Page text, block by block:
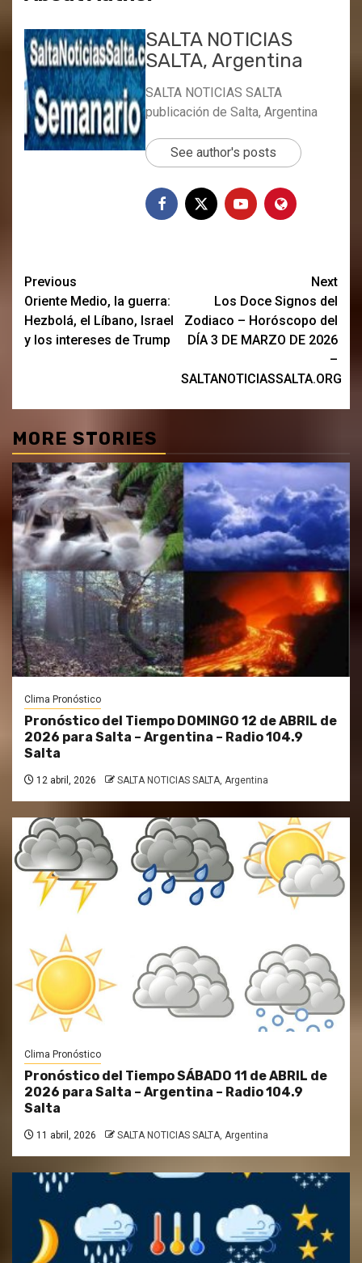
SALTA NOTICIAS
SALTA, Argentina
SALTA NOTICIAS SALTA
publicación de Salta, Argentina
See author's posts
Post
navigation
Previous
Oriente Medio, la guerra:
Hezbolá, el Líbano, Israel
y los intereses de Trump
Next
Los Doce Signos del
Zodiaco – Horóscopo del
DÍA 3 DE MARZO DE 2026
–
SALTANOTICIASSALTA.ORG
MORE STORIES
Clima Pronóstico
Pronóstico del Tiempo DOMINGO 12 de ABRIL de
2026 para Salta – Argentina – Radio 104.9
Salta
12 abril, 2026 SALTA NOTICIAS SALTA, Argentina
Clima Pronóstico
Pronóstico del Tiempo SÁBADO 11 de ABRIL de
2026 para Salta – Argentina – Radio 104.9
Salta
11 abril, 2026 SALTA NOTICIAS SALTA, Argentina